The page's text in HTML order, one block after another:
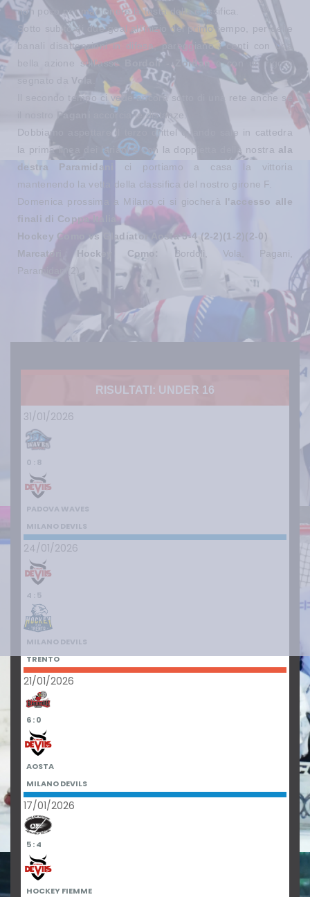
non poco per mantenere la testa della classifica.
Sotto subito di due goal all'inizio del primo tempo, per delle
banali disattenzioni in difesa, pareggiano i conti con una
bella azione sull'asse
Bordoli - Zordane con un rigore
Vola
Il secondo tempo ci vede ancora sotto di una rete anche se
Pagani
accorcia le distanze.
Dobbiamo aspettare il terzo drittel quando sale in cattedra
la prima linea dei lariani e con la doppietta della nostra ala
destra Paramidani ci portiamo a casa la vittoria
mantenendo la vetta della classifica del nostro girone F.
Domenica prossima a Milano ci si giocherà l'accesso alle
finali di Coppa Italia.
Hockey Como vs Gladiator Aosta 5-4 (2-2)(1-2)(2-0)
Marcatori Hockey Como:
Bordoli, Vola, Pagani,
Paramidani(2)
RISULTATI: UNDER 16
31/01/2026
0 : 8
PADOVA WAVES
MILANO DEVILS
24/01/2026
4 : 5
MILANO DEVILS
TRENTO
21/01/2026
6 : 0
AOSTA
MILANO DEVILS
17/01/2026
5 : 4
HOCKEY FIEMME